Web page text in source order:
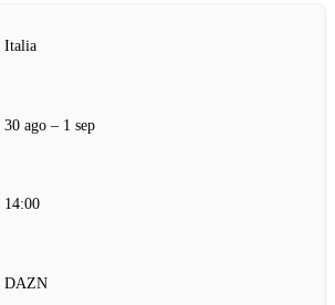
Italia
30 ago – 1 sep
14:00
DAZN